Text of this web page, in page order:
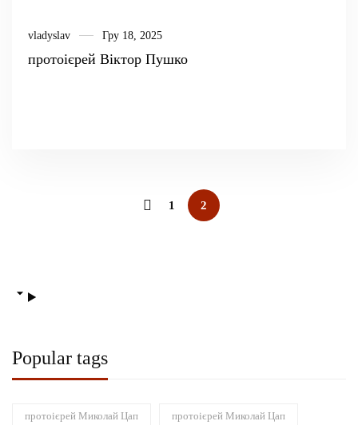
України-Русі»
vladyslav Гру 18, 2025
протоієрей Віктор Пушко
1 2
Popular tags
протоієрей Миколай Цап протоієрей Миколай Цап